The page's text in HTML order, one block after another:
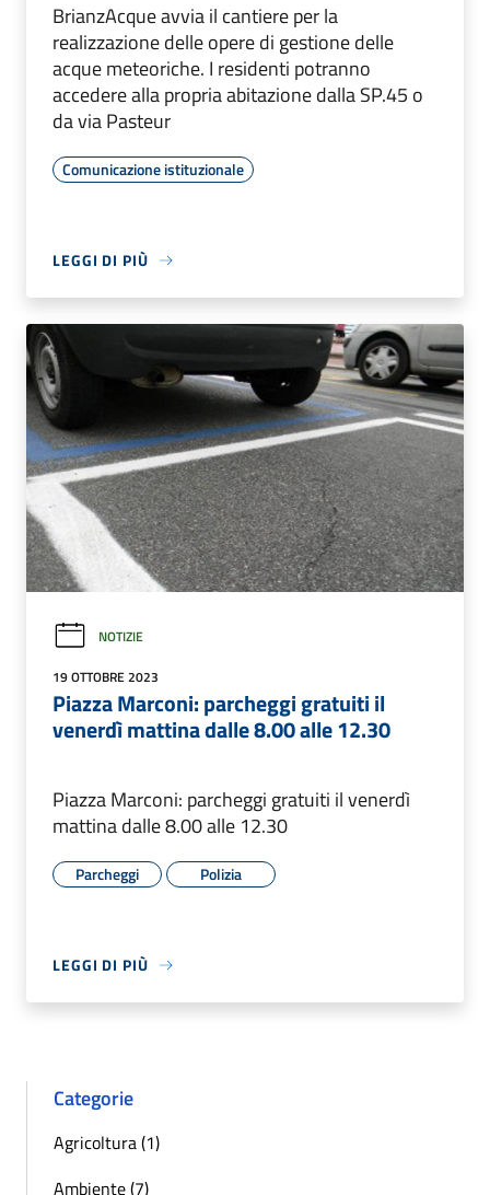
BrianzAcque avvia il cantiere per la
realizzazione delle opere di gestione delle
acque meteoriche. I residenti potranno
accedere alla propria abitazione dalla SP.45 o
da via Pasteur
Comunicazione istituzionale
LEGGI DI PIÙ
NOTIZIE
19 OTTOBRE 2023
Piazza Marconi: parcheggi gratuiti il
venerdì mattina dalle 8.00 alle 12.30
Piazza Marconi: parcheggi gratuiti il venerdì
mattina dalle 8.00 alle 12.30
Parcheggi Polizia
LEGGI DI PIÙ
Categorie
Agricoltura (1)
Ambiente (7)